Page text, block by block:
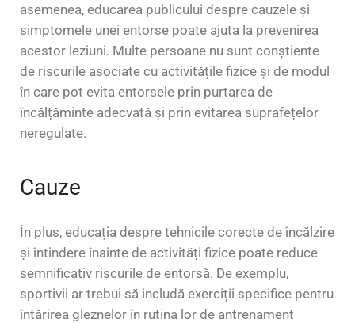
asemenea, educarea publicului despre cauzele și
simptomele unei entorse poate ajuta la prevenirea
acestor leziuni. Multe persoane nu sunt conștiente
de riscurile asociate cu activitățile fizice și de modul
în care pot evita entorsele prin purtarea de
încălțăminte adecvată și prin evitarea suprafețelor
neregulate.
Cauze
În plus, educația despre tehnicile corecte de încălzire
și întindere înainte de activități fizice poate reduce
semnificativ riscurile de entorsă. De exemplu,
sportivii ar trebui să includă exerciții specifice pentru
întărirea gleznelor în rutina lor de antrenament